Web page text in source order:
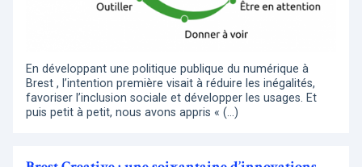
En développant une politique publique du numérique à
Brest , l’intention première visait à réduire les inégalités,
favoriser l’inclusion sociale et développer les usages. Et
puis petit à petit, nous avons appris « (…)